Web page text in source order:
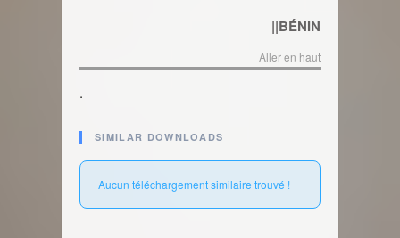
||BÉNIN
Aller en haut
.
SIMILAR DOWNLOADS
Aucun téléchargement similaire trouvé !